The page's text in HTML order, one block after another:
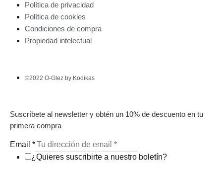
Política de privacidad
Política de cookies
Condiciones de compra
Propiedad intelectual
©2022 O-Glez by Kodikas
Suscríbete al newsletter y obtén un 10% de descuento en tu
primera compra
Email *
¿Quieres suscribirte a nuestro boletín?